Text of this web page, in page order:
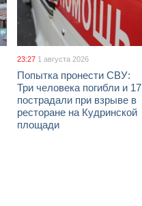
23:27 1 августа 2026
Попытка пронести СВУ:
Три человека погибли и 17
пострадали при взрыве в
ресторане на Кудринской
площади